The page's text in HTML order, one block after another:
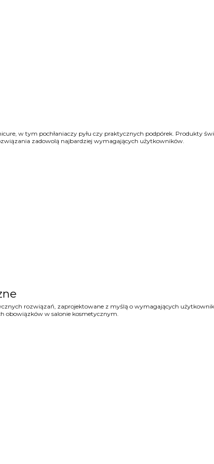
w tym pochłaniaczy pyłu czy praktycznych podpórek. Produkty
zadowolą najbardziej wymagających użytkowników.
rozwiązań, zaprojektowane z myślą o wymagających
obowiązków w salonie kosmetycznym.